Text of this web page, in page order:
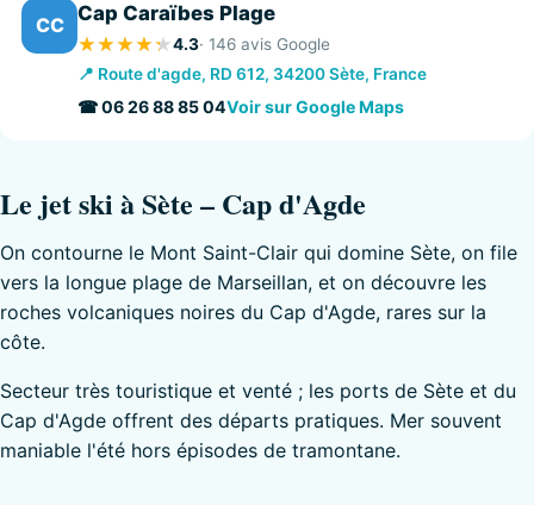
CC Cap Caraïbes Plage
4.3· 146 avis Google
📍 Route d'agde, RD 612, 34200 Sète, France
☎ 06 26 88 85 04Voir sur Google Maps
Le jet ski à Sète – Cap d'Agde
On contourne le Mont Saint-Clair qui domine Sète, on file
vers la longue plage de Marseillan, et on découvre les
roches volcaniques noires du Cap d'Agde, rares sur la
côte.
Secteur très touristique et venté ; les ports de Sète et du
Cap d'Agde offrent des départs pratiques. Mer souvent
maniable l'été hors épisodes de tramontane.